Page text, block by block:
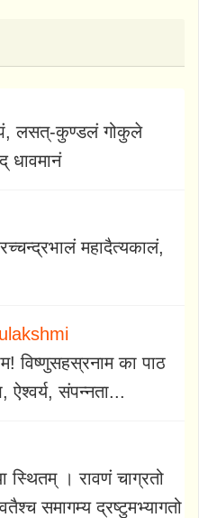
लसत्-कुण्डलं गोकुले
धावमानं
महादैत्यकालं,
विष्णुसहस्रनाम का पाठ
संपन्नता...
स्थितम् । रावणं चाग्रतो
समागम्य द्रष्टुमभ्यागतो